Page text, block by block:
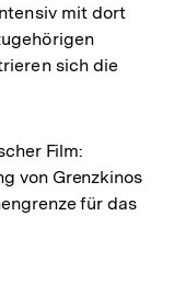
mit dort
sich die
Film:
von Grenzkinos
für das